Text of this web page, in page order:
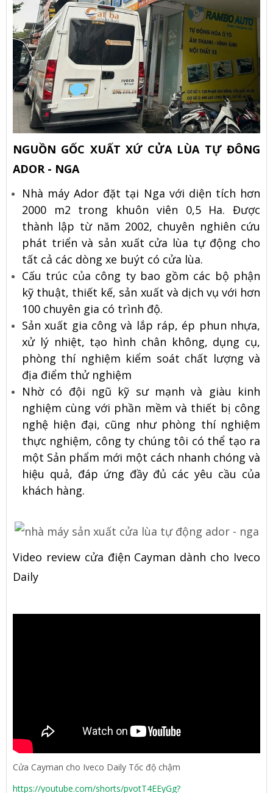
NGUỒN GỐC XUẤT XỨ CỬA LÙA TỰ ĐÔNG
ADOR - NGA
Nhà máy Ador đặt tại Nga với diện tích hơn
2000 m2 trong khuôn viên 0,5 Ha. Được
thành lập từ năm 2002, chuyên nghiên cứu
phát triển và sản xuất cửa lùa tự động cho
tất cả các dòng xe buýt có cửa lùa.
Cấu trúc của công ty bao gồm các bộ phận
kỹ thuật, thiết kế, sản xuất và dịch vụ với hơn
100 chuyên gia có trình độ.
Sản xuất gia công và lắp ráp, ép phun nhựa,
xử lý nhiệt, tạo hình chân không, dụng cụ,
phòng thí nghiệm kiểm soát chất lượng và
địa điểm thử nghiệm
Nhờ có đội ngũ kỹ sư mạnh và giàu kinh
nghiệm cùng với phần mềm và thiết bị công
nghệ hiện đại, cũng như phòng thí nghiệm
thực nghiệm, công ty chúng tôi có thể tạo ra
một Sản phẩm mới một cách nhanh chóng và
hiệu quả, đáp ứng đầy đủ các yêu cầu của
khách hàng.
Video review cửa điện Cayman dành cho Iveco
Daily
Cửa Cayman cho Iveco Daily Tốc độ chậm
https://youtube.com/shorts/pvotT4EEyGg?